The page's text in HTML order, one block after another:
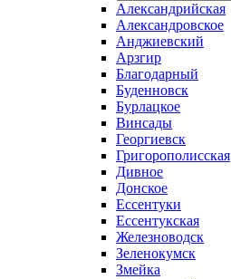
Александрийская
Александровское
Анджиевский
Арзгир
Благодарный
Буденновск
Бурлацкое
Винсады
Георгиевск
Григорополисская
Дивное
Донское
Ессентуки
Ессентукская
Железноводск
Зеленокумск
Змейка